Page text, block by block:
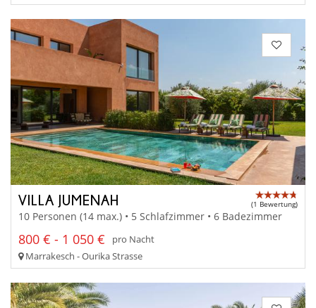
VILLA JUMENAH (1 Bewertung)
10 Personen (14 max.) • 5 Schlafzimmer • 6 Badezimmer
800 € - 1 050 €
pro Nacht
Marrakesch - Ourika Strasse